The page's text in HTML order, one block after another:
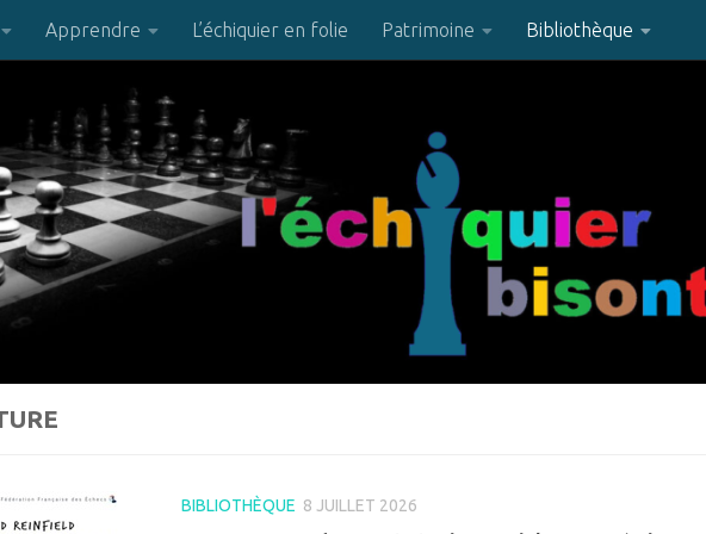
Apprendre L’échiquier en folie Patrimoine Bibliothèque
BIBLIOTHÈQUE 8 JUILLET 2026